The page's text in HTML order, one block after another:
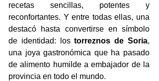
recetas sencillas, potentes y
reconfortantes. Y entre todas ellas, una
destacó hasta convertirse en símbolo
de identidad: los torreznos de Soria,
una joya gastronómica que ha pasado
de alimento humilde a embajador de la
provincia en todo el mundo.